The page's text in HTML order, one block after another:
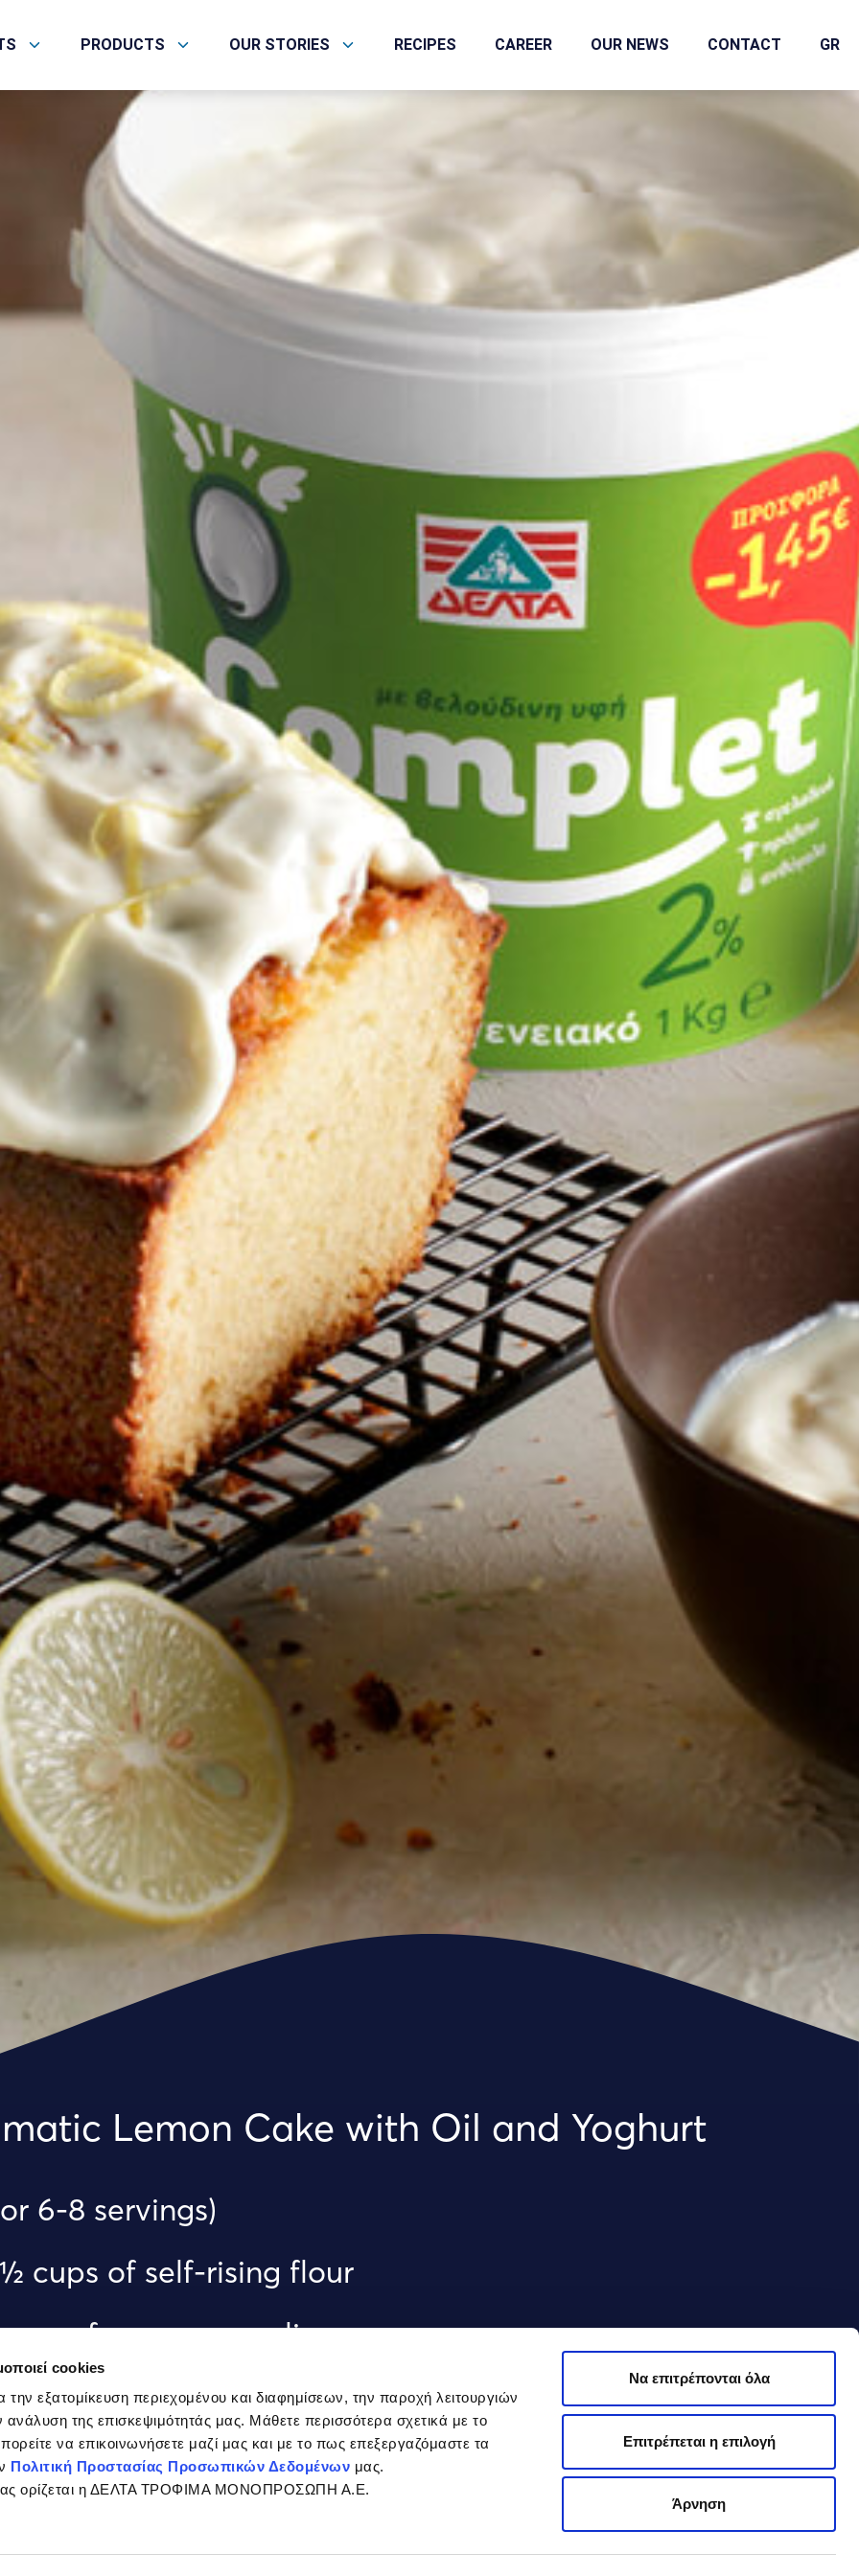
cookies
την εξατομίκευση περιεχομένου και διαφημίσεων, την παροχή λειτουργιών
της επισκεψιμότητάς μας. Μάθετε περισσότερα σχετικά με το
να επικοινωνήσετε μαζί μας και με το πως επεξεργαζόμαστε τα
Πολιτική Προστασίας Προσωπικών Δεδομένων μας.
ορίζεται η ΔΕΛΤΑ ΤΡΟΦΙΜΑ ΜΟΝΟΠΡΟΣΩΠΗ Α.Ε.
Να επιτρέπονται όλα
Επιτρέπεται η επιλογή
Άρνηση
PRODUCTS OUR STORIES RECIPES CAREER OUR NEWS CONTACT GR
Lemon Cake with Oil and Yoghurt
6-8 servings)
cups of self-rising flour
of coarse semolina
teacup sugar
olive oil